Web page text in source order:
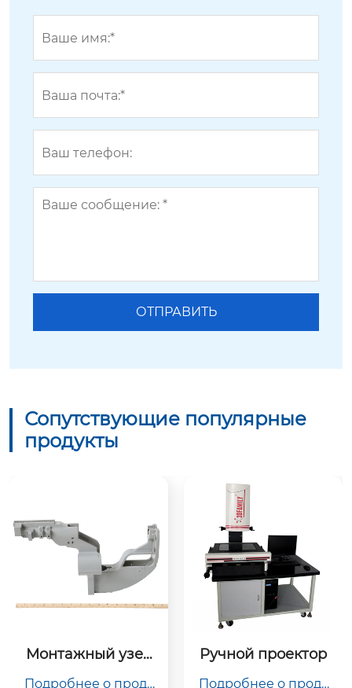
Сопутствующие популярные
продукты
Монтажный узел
Подробнее о проду
Ручной проектор
Подробнее о проду